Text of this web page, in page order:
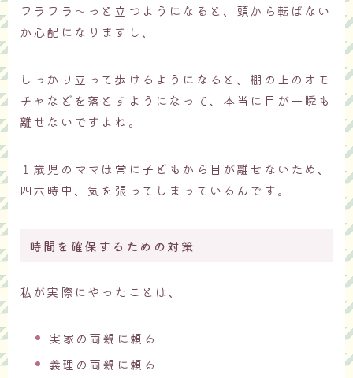
フラフラ〜っと立つようになると、頭から転ばない
か心配になりますし、
しっかり立って歩けるようになると、棚の上のオモ
チャなどを落とすようになって、本当に目が一瞬も
離せないですよね。
１歳児のママは常に子どもから目が離せないため、
四六時中、気を張ってしまっているんです。
時間を確保するための対策
私が実際にやったことは、
実家の両親に頼る
義理の両親に頼る